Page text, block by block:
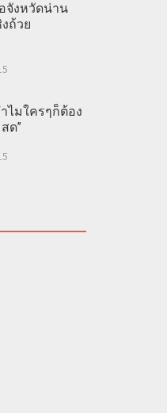
จังหวัดน่าน
ถ้วย
ไมใครๆก็ต้อง
ด”